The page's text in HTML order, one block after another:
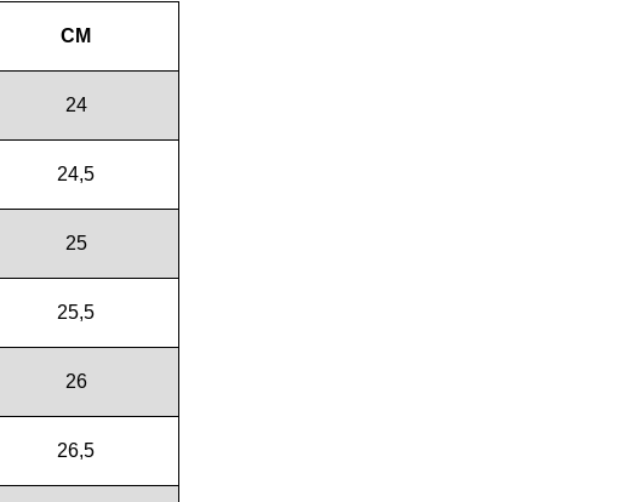
CM
24
24,5
25
25,5
26
26,5